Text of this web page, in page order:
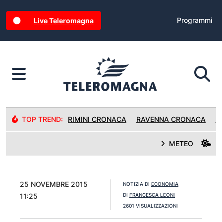
Live Teleromagna Programmi
TOP TREND: RIMINI CRONACA RAVENNA CRONACA
METEO
25 NOVEMBRE 2015
11:25
NOTIZIA DI ECONOMIA
DI FRANCESCA LEONI
2601 VISUALIZZAZIONI